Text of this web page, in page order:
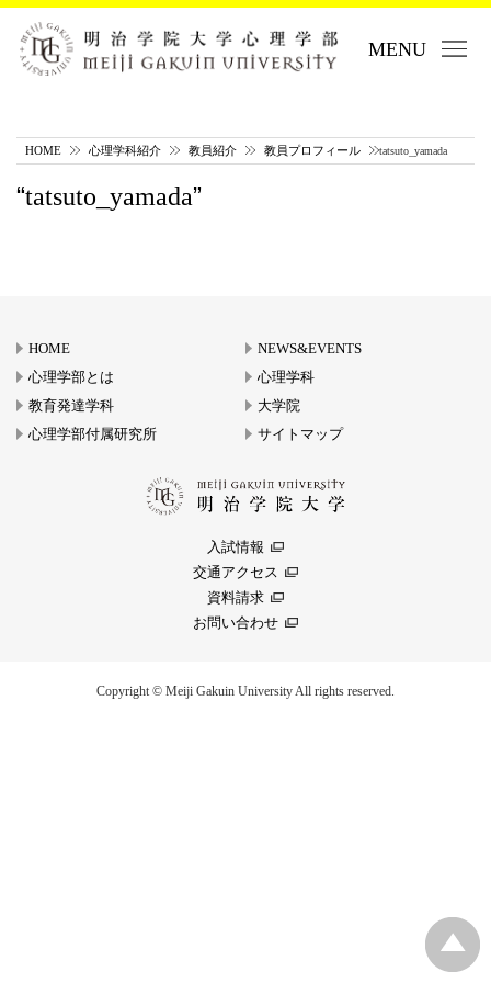
MENU
HOME 心理学科紹介 教員紹介 教員プロフィール tatsuto_yamada
tatsuto_yamada
HOME
NEWS&EVENTS
心理学部とは
心理学科
教育発達学科
大学院
心理学部付属研究所
サイトマップ
入試情報
交通アクセス
資料請求
お問い合わせ
Copyright © Meiji Gakuin University All rights reserved.